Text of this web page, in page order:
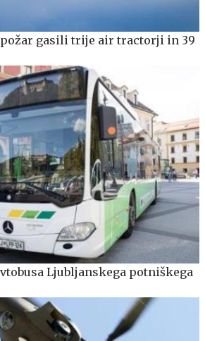
gasili trije air tractorji in 39
Ljubljanskega potniškega